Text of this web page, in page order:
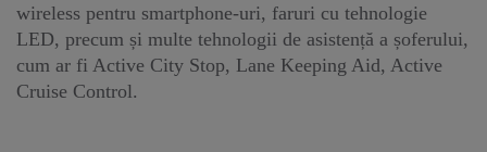
wireless pentru smartphone-uri, faruri cu tehnologie
LED, precum și multe tehnologii de asistență a șoferului,
cum ar fi Active City Stop, Lane Keeping Aid, Active
Cruise Control.